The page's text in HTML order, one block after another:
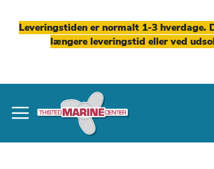
Leveringstiden er normalt 1-3 hverdage.
længere leveringstid eller ved
to
Content